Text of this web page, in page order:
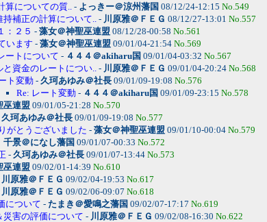
算についての質.. - よっきー＠涼州藩国 08/12/24-12:15 No.549
持補正の計算について.. - 川原雅＠ＦＥＧ 08/12/27-13:01 No.557
２５ - 藻女＠神聖巫連盟 08/12/28-00:58 No.561
います - 藻女＠神聖巫連盟 09/01/04-21:54 No.569
ートについて - ４４４＠akiharu国 09/01/04-03:32 No.567
と資金のレートについ.. - 川原雅＠ＦＥＧ 09/01/04-20:24 No.568
ト変動 - 久珂あゆみ＠社長 09/01/09-19:08 No.576
Re: レート変動 - ４４４＠akiharu国 09/01/09-23:15 No.578
巫連盟 09/01/05-21:28 No.570
久珂あゆみ＠社長 09/01/09-19:08 No.577
がとうございました - 藻女＠神聖巫連盟 09/01/10-00:04 No.579
景＠になし藩国 09/01/07-00:33 No.572
- 久珂あゆみ＠社長 09/01/07-13:44 No.573
巫連盟 09/02/01-14:39 No.610
川原雅＠ＦＥＧ 09/02/04-19:53 No.617
川原雅＠ＦＥＧ 09/02/06-09:07 No.618
について - たまき＠愛鳴之藩国 09/02/07-17:17 No.619
災害の評価について - 川原雅＠ＦＥＧ 09/02/08-16:30 No.622